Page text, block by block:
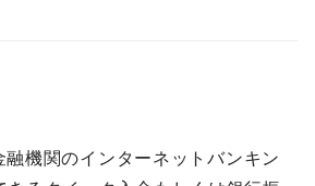
機関のインターネットバンキン